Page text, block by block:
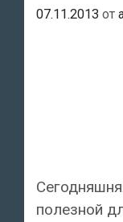
07.11.2013 от
полезной